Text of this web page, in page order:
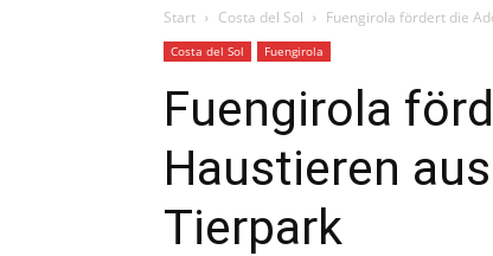
Start Costa del Sol Fuengirola fördert die
Costa del Sol Fuengirola
Fuengirola
Haustieren
Tierpark